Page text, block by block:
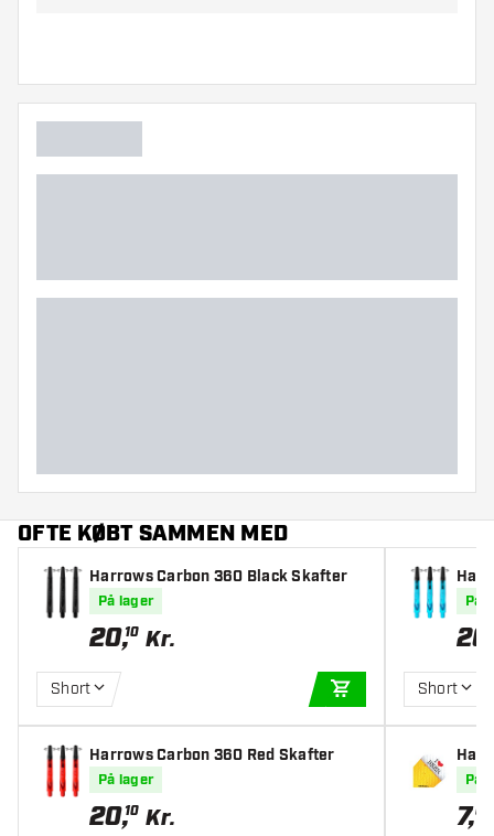
ud af, hvilken variant der passer bedst til dig!
OFTE KØBT SAMMEN MED
Harrows Carbon 360 Black Skafter
På lager
20,10 Kr.
Short
TILFØJ TIL KURV
Harrows Carbon 360 Red Skafter
På lager
20,10 Kr.
er
På
20
Short
På
7,09